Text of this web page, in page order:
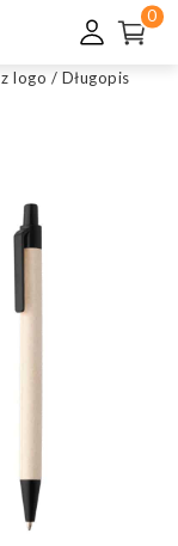
0
logo / Długopis